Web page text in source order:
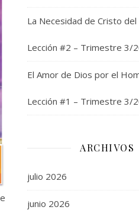
La Necesidad de Cristo
Lección #2 – Trimestre 3/
El Amor de Dios por el
Lección #1 – Trimestre 3/
ARCHIVOS
julio 2026
junio 2026